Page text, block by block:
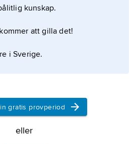
om artikeln
kunskap.
att gilla det!
i Sverige.
gratis provperiod
eller